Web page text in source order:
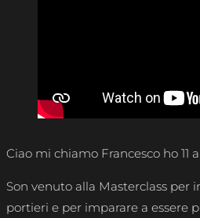
Ciao mi chiamo Francesco ho 11
Son venuto alla Masterclass per
portieri e per imparare a essere